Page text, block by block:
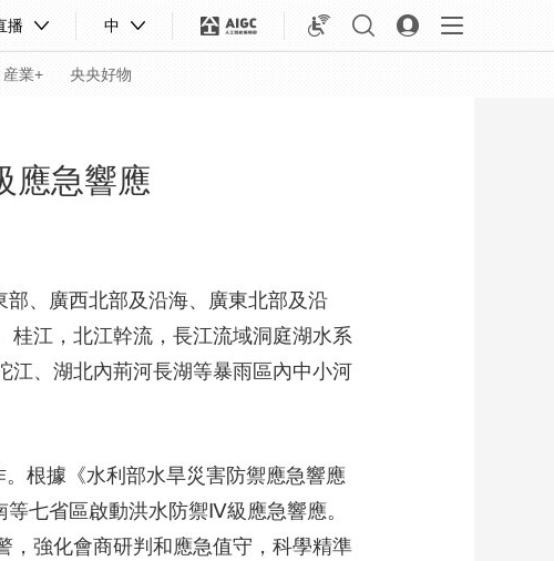
播 中
産業+ 央央好物
應急響應
部、廣西北部及沿海、廣東北部及沿
桂江，北江幹流，長江流域洞庭湖水系
江、湖北內荊河長湖等暴雨區內中小河
根據《水利部水旱災害防禦應急響應
七省區啟動洪水防禦Ⅳ級應急響應。
，強化會商研判和應急值守，科學精準